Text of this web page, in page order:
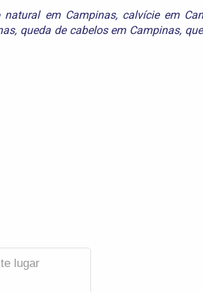
natural em Campinas, calvície em
, queda de cabelos em Campinas,